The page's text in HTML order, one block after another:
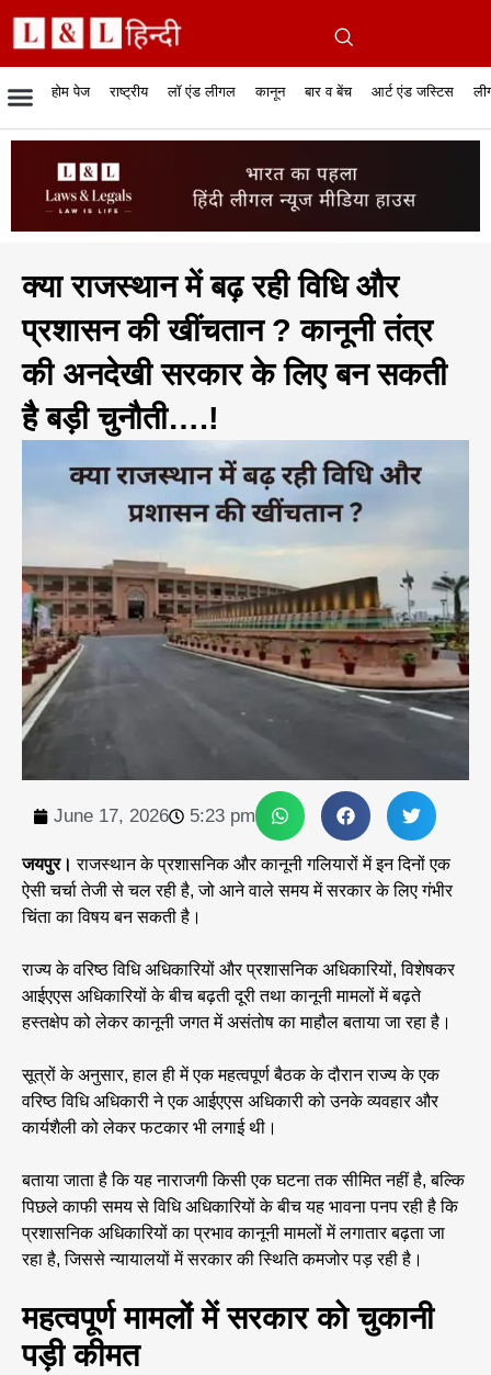
होम पेज राष्ट्रीय
रिपोर्टेबल जजमेंट सुप्रीम कोर्ट हाईकोर्ट
लॉ एंड लीगल
रिसर्च एनालाईसिस एंड लॉ केस स्टेटस
कानून
व्यापार में कानून फिल्में और कानून
बार व बेंच
बार एसोसिएशन बार
आर्ट एंड जस्टिस
जस्टिस एंड जस्टिस
क्या राजस्थान में बढ़ रही विधि और
प्रशासन की खींचतान ? कानूनी तंत्र
की अनदेखी सरकार के लिए बन सकती
है बड़ी चुनौती….!
June 17, 2026 5:23 pm
जयपुर। राजस्थान के प्रशासनिक और कानूनी गलियारों में इन दिनों एक
ऐसी चर्चा तेजी से चल रही है, जो आने वाले समय में सरकार के लिए गंभीर
चिंता का विषय बन सकती है।
राज्य के वरिष्ठ विधि अधिकारियों और प्रशासनिक अधिकारियों, विशेषकर
आईएएस अधिकारियों के बीच बढ़ती दूरी तथा कानूनी मामलों में बढ़ते
हस्तक्षेप को लेकर कानूनी जगत में असंतोष का माहौल बताया जा रहा है।
सूत्रों के अनुसार, हाल ही में एक महत्वपूर्ण बैठक के दौरान राज्य के एक
वरिष्ठ विधि अधिकारी ने एक आईएएस अधिकारी को उनके व्यवहार और
कार्यशैली को लेकर फटकार भी लगाई थी।
बताया जाता है कि यह नाराजगी किसी एक घटना तक सीमित नहीं है, बल्कि
पिछले काफी समय से विधि अधिकारियों के बीच यह भावना पनप रही है कि
प्रशासनिक अधिकारियों का प्रभाव कानूनी मामलों में लगातार बढ़ता जा
रहा है, जिससे न्यायालयों में सरकार की स्थिति कमजोर पड़ रही है।
महत्वपूर्ण मामलों में सरकार को चुकानी
पड़ी कीमत